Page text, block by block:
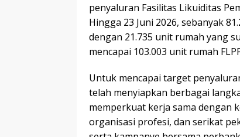
penyaluran Fasilitas Likuiditas
Hingga 23 Juni 2026, sebanyak
dengan 21.735 unit rumah yang
mencapai 103.003 unit rumah
Untuk mencapai target
telah menyiapkan berbagai
memperkuat kerja sama dengan
organisasi profesi, dan serikat